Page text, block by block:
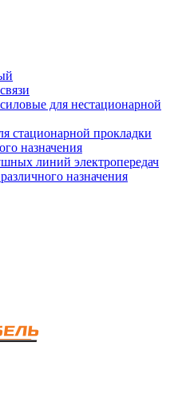
для нестационарной
стационарной прокладки
назначения
линий электропередач
назначения